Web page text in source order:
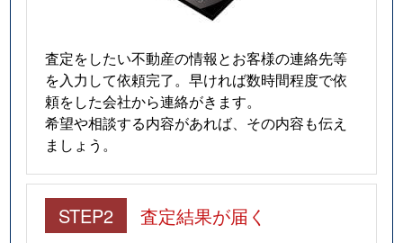
査定をしたい不動産の情報とお客様の連絡先等
を入力して依頼完了。早ければ数時間程度で依
頼をした会社から連絡がきます。
希望や相談する内容があれば、その内容も伝え
ましょう。
STEP2 査定結果が届く